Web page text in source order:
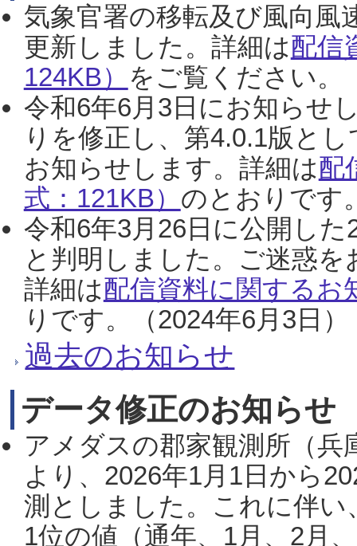
気象官署の移転及び風向風
更新しました。詳細は配信
124KB） をご覧ください。
令和6年6月3日にお知らせ
りを修正し、第4.0.1版と
お知らせします。詳細は配
式：121KB） のとおりです
令和6年3月26日に公開し
と判明しました。ご迷惑
詳細は配信資料に関するお
りです。（2024年6月3日）
過去のお知らせ
データ修正のお知らせ
アメダスの郡家観測所（
より、2026年1月1日から
測としました。これに伴い
1位の値（通年、1月、2月